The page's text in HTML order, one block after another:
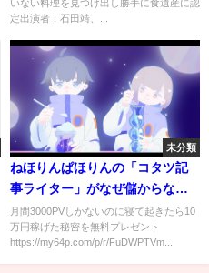
いない料理を見つけ出し勝手に食遺産に認
定出演者：石田靖、...
未分類
ねほりんぱほりんの「コタツ記
事ライター」がなぜ儲からない
のか？
月間3000PVしかないのに寝て起きたら10
万円稼げた秘密を無料プレゼント
https://my64p.com/p/r/FuDWPTVm...